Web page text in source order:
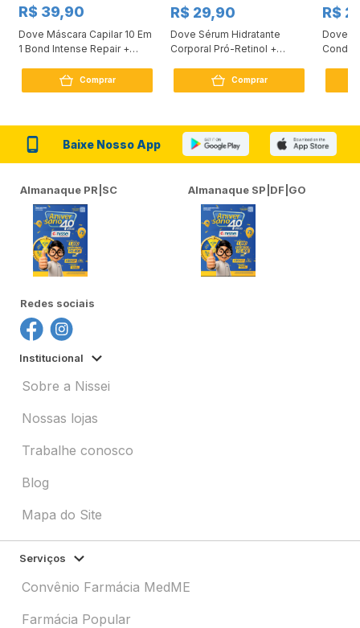
R$ 39,90
Dove Máscara Capilar 10 Em
1 Bond Intense Repair +
Comprar
R$ 29,90
Dove Sérum Hidratante
Corporal Pró-Retinol +
Comprar
R$
Dove
Baixe Nosso App
Almanaque PR|SC Almanaque SP|DF|GO
Redes sociais
Institucional
Sobre a Nissei
Nossas lojas
Trabalhe conosco
Blog
Mapa do Site
Serviços
Convênio Farmácia MedME
Farmácia Popular